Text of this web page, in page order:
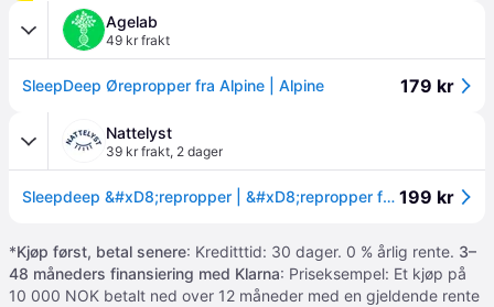
Agelab
49 kr frakt
SleepDeep Ørepropper fra Alpine | Alpine 179 kr
Nattelyst
39 kr frakt, 2 dager
Sleepdeep &#xD8;repropper | &#xD8;repropper for S&#xF8;vn 199 kr
*Kjøp først, betal senere: Kreditttid: 30 dager. 0 % årlig rente. 3–
48 måneders finansiering med Klarna: Priseksempel: Et kjøp på
10 000 NOK betalt ned over 12 måneder med en gjeldende rente